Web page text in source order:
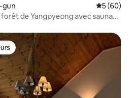
gun
5 (60)
de Yangpyeong avec sauna